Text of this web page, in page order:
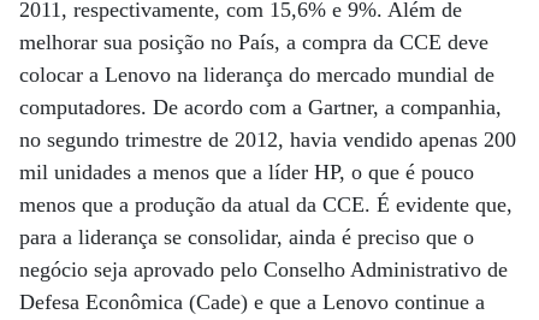
2011, respectivamente, com 15,6% e 9%. Além de
melhorar sua posição no País, a compra da CCE deve
colocar a Lenovo na liderança do mercado mundial de
computadores. De acordo com a Gartner, a companhia,
no segundo trimestre de 2012, havia vendido apenas 200
mil unidades a menos que a líder HP, o que é pouco
menos que a produção da atual da CCE. É evidente que,
para a liderança se consolidar, ainda é preciso que o
negócio seja aprovado pelo Conselho Administrativo de
Defesa Econômica (Cade) e que a Lenovo continue a